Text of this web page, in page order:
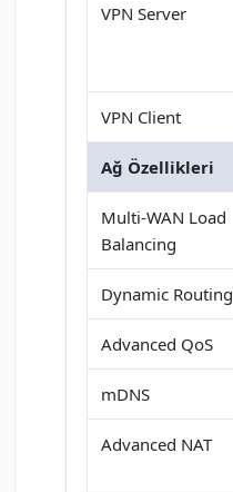
VPN Server
VPN Client
Ağ Özellikleri
Multi-WAN Load
Balancing
Dynamic Routing
Advanced QoS
mDNS
Advanced NAT